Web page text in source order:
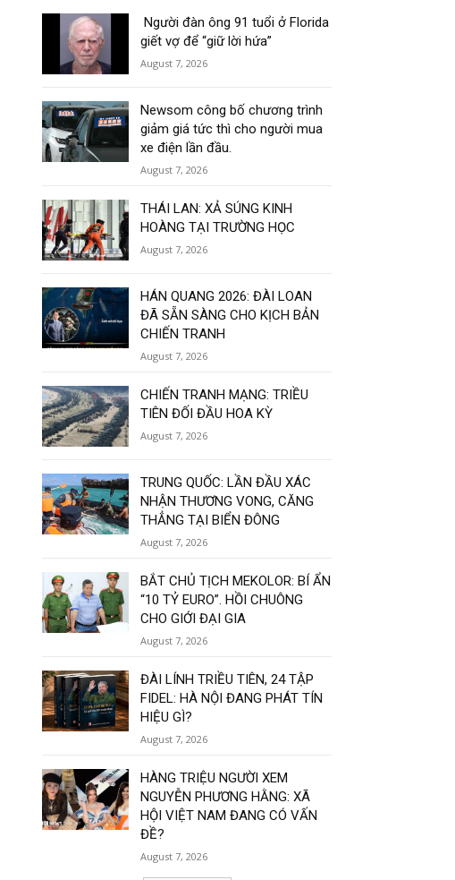
Người đàn ông 91 tuổi ở Florida
giết vợ để “giữ lời hứa”
August 7, 2026
Newsom công bố chương trình
giảm giá tức thì cho người mua
xe điện lần đầu.
August 7, 2026
THÁI LAN: XẢ SÚNG KINH
HOÀNG TẠI TRƯỜNG HỌC
August 7, 2026
HÁN QUANG 2026: ĐÀI LOAN
ĐÃ SẴN SÀNG CHO KỊCH BẢN
CHIẾN TRANH
August 7, 2026
CHIẾN TRANH MẠNG: TRIỀU
TIÊN ĐỐI ĐẦU HOA KỲ
August 7, 2026
TRUNG QUỐC: LẦN ĐẦU XÁC
NHẬN THƯƠNG VONG, CĂNG
THẲNG TẠI BIỂN ĐÔNG
August 7, 2026
BẮT CHỦ TỊCH MEKOLOR: BÍ ẨN
“10 TỶ EURO”. HỒI CHUÔNG
CHO GIỚI ĐẠI GIA
August 7, 2026
ĐÀI LÍNH TRIỀU TIÊN, 24 TẬP
FIDEL: HÀ NỘI ĐANG PHÁT TÍN
HIỆU GÌ?
August 7, 2026
HÀNG TRIỆU NGƯỜI XEM
NGUYỄN PHƯƠNG HẰNG: XÃ
HỘI VIỆT NAM ĐANG CÓ VẤN
ĐỀ?
August 7, 2026